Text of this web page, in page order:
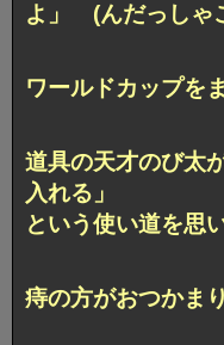
よ」 (んだっしゃ
ワールドカップを
道具の天才のび太
入れる」
という使い道を
痔の方がおつかま